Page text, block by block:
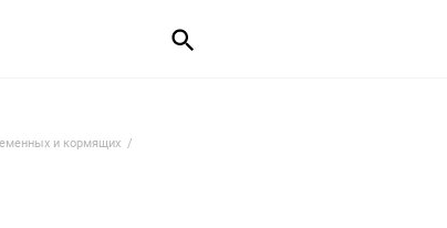
и кормящих